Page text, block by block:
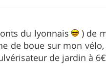
du lyonnais
) de
de boue sur mon
de jardin à